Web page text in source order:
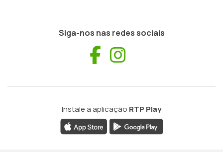
Siga-nos nas redes sociais
Facebook
Instale a aplicação RTP Play